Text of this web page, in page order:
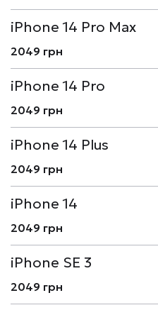
iPhone 14 Pro Max
2049 грн
iPhone 14 Pro
2049 грн
iPhone 14 Plus
2049 грн
iPhone 14
2049 грн
iPhone SE 3
2049 грн